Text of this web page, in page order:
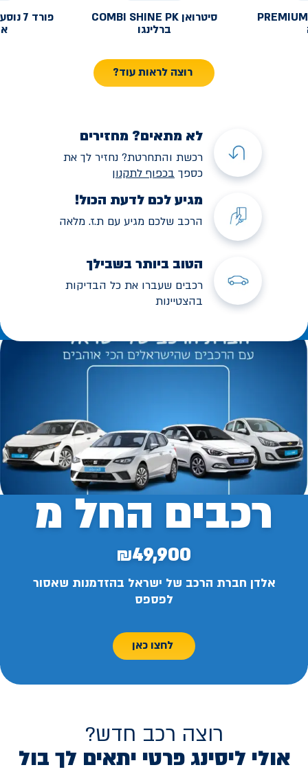
סיטרואן COMBI SHINE PK
ברלינגו
פורד
רוצה לראות עוד?
לא מתאים? מחזירים
רכשת והתחרטת? נחזיר לך את
כספך בכפוף לתקנון
מגיע לכם לדעת הכול!
הרכב שלכם מגיע עם ת.ז. מלאה
הטוב ביותר בשבילך
רכבים שעברו את כל הבדיקות
בהצטיינות
רכבים החל מ
₪49,900
אלדן חברת הרכב של ישראל בהזדמנות שאסור
לפספס
לחצו כאן
רוצה רכב חדש?
אולי ליסינג פרטי יתאים לך בול